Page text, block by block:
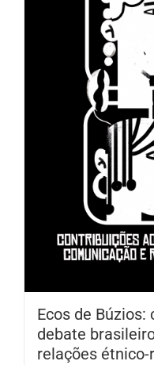
Ecos de
debate
relações étnico-